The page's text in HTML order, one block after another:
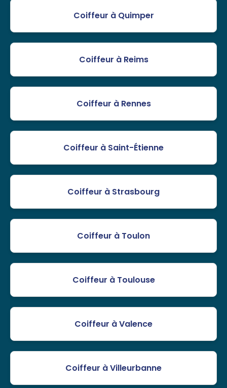
Coiffeur à Quimper
Coiffeur à Reims
Coiffeur à Rennes
Coiffeur à Saint-Étienne
Coiffeur à Strasbourg
Coiffeur à Toulon
Coiffeur à Toulouse
Coiffeur à Valence
Coiffeur à Villeurbanne